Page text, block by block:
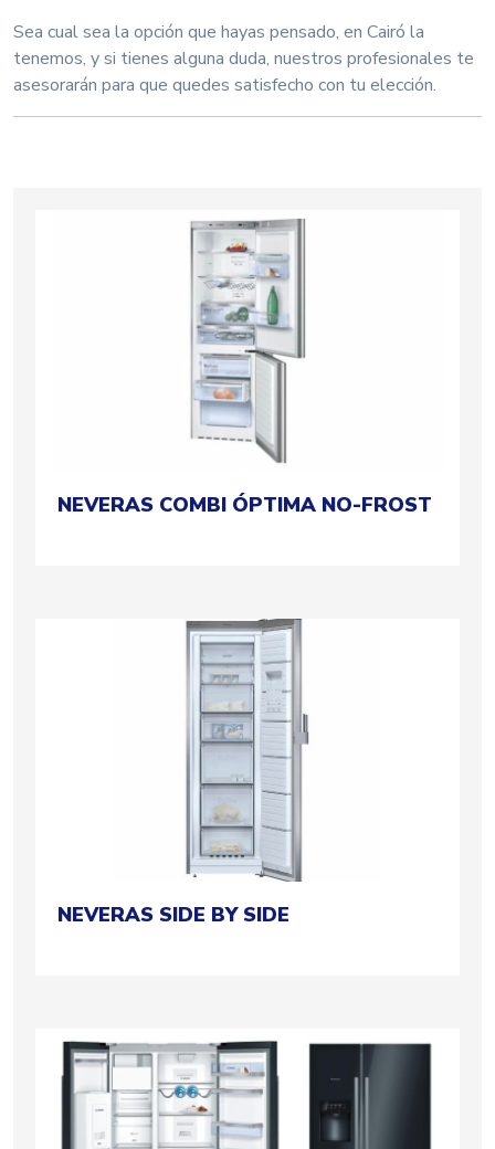
Sea cual sea la opción que hayas pensado, en Cairó la
tenemos, y si tienes alguna duda, nuestros profesionales te
asesorarán para que quedes satisfecho con tu elección.
NEVERAS COMBI ÓPTIMA NO-FROST
NEVERAS SIDE BY SIDE